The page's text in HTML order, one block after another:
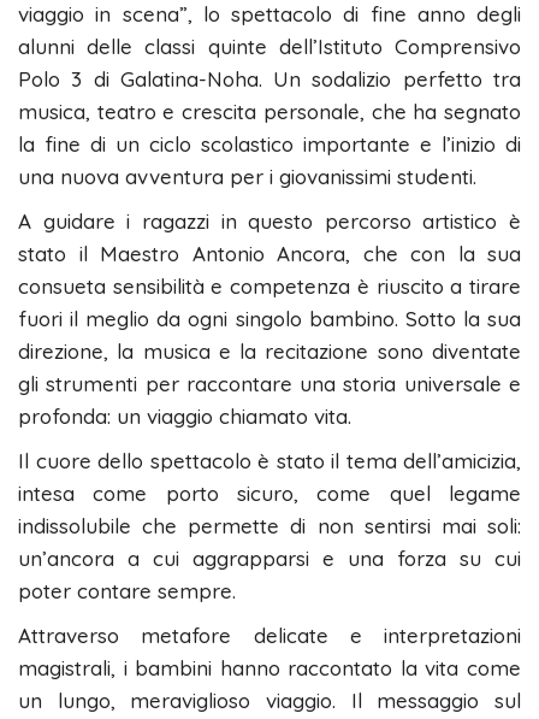
viaggio in scena”, lo spettacolo di fine anno degli
alunni delle classi quinte dell’Istituto Comprensivo
Polo 3 di Galatina-Noha. Un sodalizio perfetto tra
musica, teatro e crescita personale, che ha segnato
la fine di un ciclo scolastico importante e l’inizio di
una nuova avventura per i giovanissimi studenti.
​A guidare i ragazzi in questo percorso artistico è
stato il Maestro Antonio Ancora, che con la sua
consueta sensibilità e competenza è riuscito a tirare
fuori il meglio da ogni singolo bambino. Sotto la sua
direzione, la musica e la recitazione sono diventate
gli strumenti per raccontare una storia universale e
profonda: un viaggio chiamato vita.
​Il cuore dello spettacolo è stato il tema dell’amicizia,
intesa come porto sicuro, come quel legame
indissolubile che permette di non sentirsi mai soli:
un’ancora a cui aggrapparsi e una forza su cui
poter contare sempre.
​Attraverso metafore delicate e interpretazioni
magistrali, i bambini hanno raccontato la vita come
un lungo, meraviglioso viaggio. Il messaggio sul